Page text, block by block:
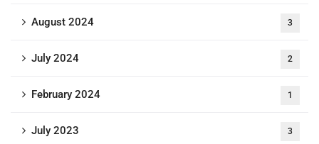
August 2024 3
July 2024 2
February 2024 1
July 2023 3